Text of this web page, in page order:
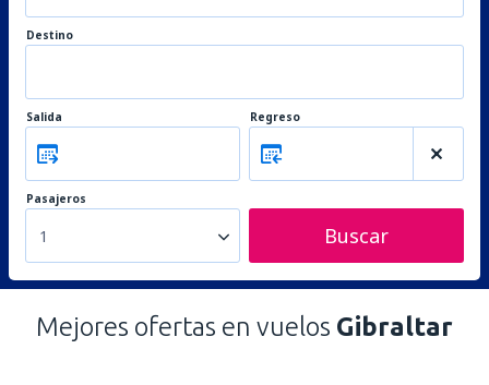
Destino
Salida Regreso
Pasajeros
1 Buscar
Mejores ofertas en vuelos Gibraltar